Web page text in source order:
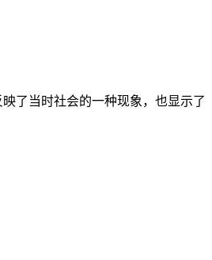
了当时社会的一种现象，也显示了